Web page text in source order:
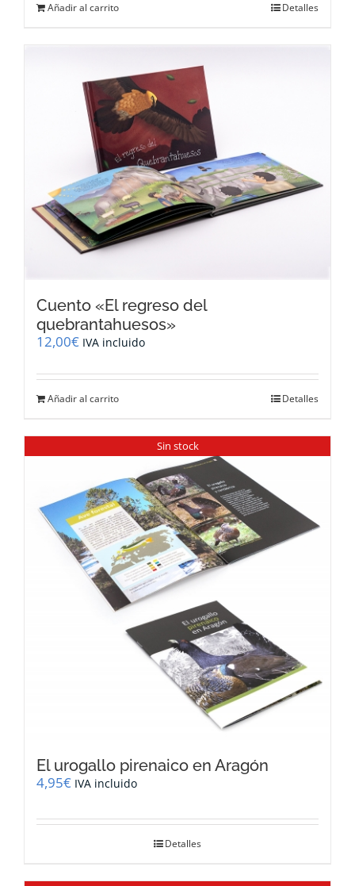
Añadir al carrito Detalles
Cuento «El regreso del
quebrantahuesos»
12,00€ IVA incluido
Añadir al carrito Detalles
Sin stock
El urogallo pirenaico en Aragón
4,95€ IVA incluido
Detalles